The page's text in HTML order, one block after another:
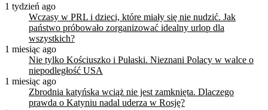
1 tydzień ago
Wczasy w PRL i dzieci, które miały się nie nudzić. Jak
państwo próbowało zorganizować idealny urlop dla
wszystkich?
1 miesiąc ago
Nie tylko Kościuszko i Pułaski. Nieznani Polacy w walce o
niepodległość USA
1 miesiąc ago
Zbrodnia katyńska wciąż nie jest zamknięta. Dlaczego
prawda o Katyniu nadal uderza w Rosję?